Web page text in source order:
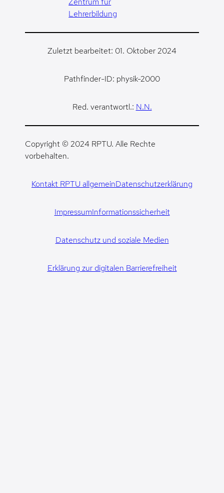
Lehrerbildung
Zuletzt bearbeitet: 01. Oktober 2024
Pathfinder-ID: physik-2000
Red. verantwortl.: N.N.
Copyright © 2024 RPTU. Alle Rechte
vorbehalten.
Kontakt RPTU allgemeinDatenschutzerklärung
ImpressumInformationssicherheit
Datenschutz und soziale Medien
Erklärung zur digitalen Barrierefreiheit